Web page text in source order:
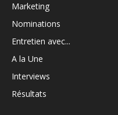
Marketing
Nominations
Entretien avec...
A la Une
Interviews
Résultats